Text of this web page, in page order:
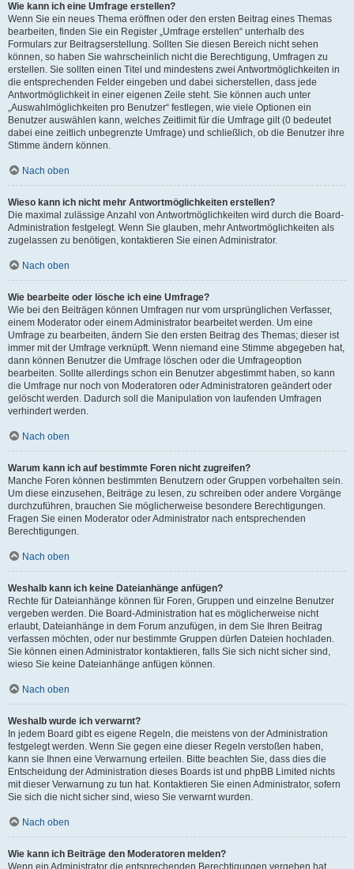
Wie kann ich eine Umfrage erstellen?
Wenn Sie ein neues Thema eröffnen oder den ersten Beitrag eines Themas
bearbeiten, finden Sie ein Register „Umfrage erstellen“ unterhalb des
Formulars zur Beitragserstellung. Sollten Sie diesen Bereich nicht sehen
können, so haben Sie wahrscheinlich nicht die Berechtigung, Umfragen zu
erstellen. Sie sollten einen Titel und mindestens zwei Antwortmöglichkeiten in
die entsprechenden Felder eingeben und dabei sicherstellen, dass jede
Antwortmöglichkeit in einer eigenen Zeile steht. Sie können auch unter
„Auswahlmöglichkeiten pro Benutzer“ festlegen, wie viele Optionen ein
Benutzer auswählen kann, welches Zeitlimit für die Umfrage gilt (0 bedeutet
dabei eine zeitlich unbegrenzte Umfrage) und schließlich, ob die Benutzer ihre
Stimme ändern können.
Nach oben
Wieso kann ich nicht mehr Antwortmöglichkeiten erstellen?
Die maximal zulässige Anzahl von Antwortmöglichkeiten wird durch die Board-
Administration festgelegt. Wenn Sie glauben, mehr Antwortmöglichkeiten als
zugelassen zu benötigen, kontaktieren Sie einen Administrator.
Nach oben
Wie bearbeite oder lösche ich eine Umfrage?
Wie bei den Beiträgen können Umfragen nur vom ursprünglichen Verfasser,
einem Moderator oder einem Administrator bearbeitet werden. Um eine
Umfrage zu bearbeiten, ändern Sie den ersten Beitrag des Themas; dieser ist
immer mit der Umfrage verknüpft. Wenn niemand eine Stimme abgegeben hat,
dann können Benutzer die Umfrage löschen oder die Umfrageoption
bearbeiten. Sollte allerdings schon ein Benutzer abgestimmt haben, so kann
die Umfrage nur noch von Moderatoren oder Administratoren geändert oder
gelöscht werden. Dadurch soll die Manipulation von laufenden Umfragen
verhindert werden.
Nach oben
Warum kann ich auf bestimmte Foren nicht zugreifen?
Manche Foren können bestimmten Benutzern oder Gruppen vorbehalten sein.
Um diese einzusehen, Beiträge zu lesen, zu schreiben oder andere Vorgänge
durchzuführen, brauchen Sie möglicherweise besondere Berechtigungen.
Fragen Sie einen Moderator oder Administrator nach entsprechenden
Berechtigungen.
Nach oben
Weshalb kann ich keine Dateianhänge anfügen?
Rechte für Dateianhänge können für Foren, Gruppen und einzelne Benutzer
vergeben werden. Die Board-Administration hat es möglicherweise nicht
erlaubt, Dateianhänge in dem Forum anzufügen, in dem Sie Ihren Beitrag
verfassen möchten, oder nur bestimmte Gruppen dürfen Dateien hochladen.
Sie können einen Administrator kontaktieren, falls Sie sich nicht sicher sind,
wieso Sie keine Dateianhänge anfügen können.
Nach oben
Weshalb wurde ich verwarnt?
In jedem Board gibt es eigene Regeln, die meistens von der Administration
festgelegt werden. Wenn Sie gegen eine dieser Regeln verstoßen haben,
kann sie Ihnen eine Verwarnung erteilen. Bitte beachten Sie, dass dies die
Entscheidung der Administration dieses Boards ist und phpBB Limited nichts
mit dieser Verwarnung zu tun hat. Kontaktieren Sie einen Administrator, sofern
Sie sich die nicht sicher sind, wieso Sie verwarnt wurden.
Nach oben
Wie kann ich Beiträge den Moderatoren melden?
Wenn ein Administrator die entsprechenden Berechtigungen vergeben hat,